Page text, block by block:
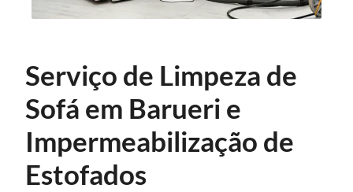
Serviço de Limpeza de
Sofá em Barueri e
Impermeabilização de
Estofados